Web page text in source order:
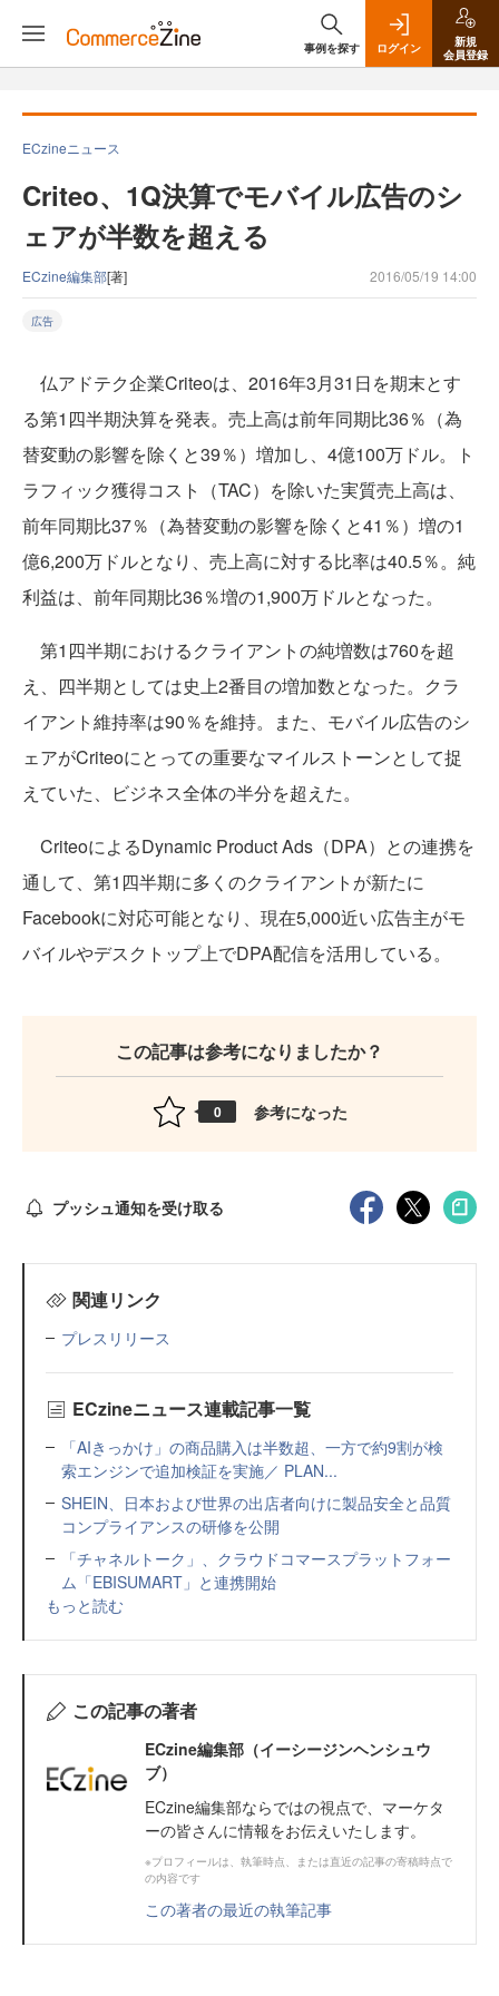
事例を探す ログイン
新規
会員登録
ECzineニュース
Criteo、1Q決算でモバイル広告のシ
ェアが半数を超える
ECzine編集部[著] 2016/05/19 14:00
広告
仏アドテク企業Criteoは、2016年3月31日を期末とす
る第1四半期決算を発表。売上高は前年同期比36％（為
替変動の影響を除くと39％）増加し、4億100万ドル。ト
ラフィック獲得コスト（TAC）を除いた実質売上高は、
前年同期比37％（為替変動の影響を除くと41％）増の1
億6,200万ドルとなり、売上高に対する比率は40.5％。純
利益は、前年同期比36％増の1,900万ドルとなった。
第1四半期におけるクライアントの純増数は760を超
え、四半期としては史上2番目の増加数となった。クラ
イアント維持率は90％を維持。また、モバイル広告のシ
ェアがCriteoにとっての重要なマイルストーンとして捉
えていた、ビジネス全体の半分を超えた。
CriteoによるDynamic Product Ads（DPA）との連携を
通して、第1四半期に多くのクライアントが新たに
Facebookに対応可能となり、現在5,000近い広告主がモ
バイルやデスクトップ上でDPA配信を活用している。
この記事は参考になりましたか？
0 参考になった
プッシュ通知を受け取る
関連リンク
プレスリリース
ECzineニュース連載記事一覧
「AIきっかけ」の商品購入は半数超、一方で約9割が検
索エンジンで追加検証を実施／ PLAN...
SHEIN、日本および世界の出店者向けに製品安全と品質
コンプライアンスの研修を公開
「チャネルトーク」、クラウドコマースプラットフォー
ム「EBISUMART」と連携開始
もっと読む
この記事の著者
ECzine編集部（イーシージンヘンシュウ
ブ）
ECzine編集部ならではの視点で、マーケタ
ーの皆さんに情報をお伝えいたします。
※プロフィールは、執筆時点、または直近の記事の寄稿時点で
の内容です
この著者の最近の執筆記事